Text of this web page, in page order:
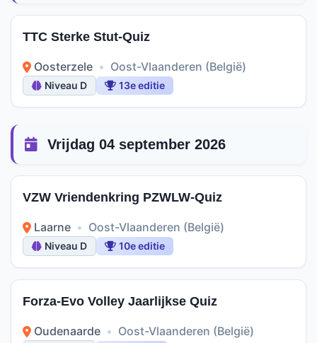
TTC Sterke Stut-Quiz
Oosterzele • Oost-Vlaanderen (België)
Niveau D 13e editie
Vrijdag 04 september 2026
VZW Vriendenkring PZWLW-Quiz
Laarne • Oost-Vlaanderen (België)
Niveau D 10e editie
Forza-Evo Volley Jaarlijkse Quiz
Oudenaarde • Oost-Vlaanderen (België)